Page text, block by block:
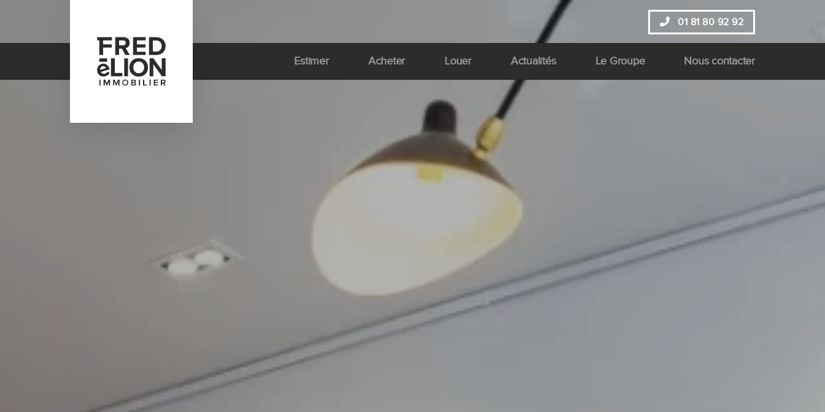
01 81 80 92 92
Estimer Acheter Louer Actualités Le Groupe Nous contacter